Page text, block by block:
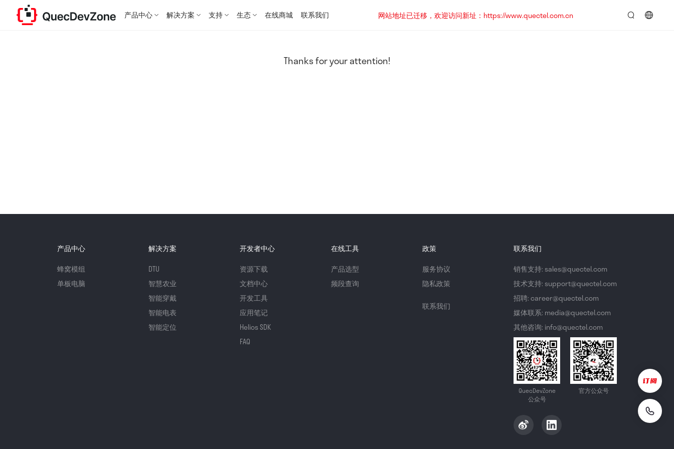
产品中心 解决方案 支持 生态 在线商城 联系我们
网站地址已迁移，欢迎访问新址：https://www.quectel.com.cn
Thanks for your attention!
产品中心
蜂窝模组
单板电脑
解决方案
DTU
智慧农业
智能穿戴
智能电表
智能定位
开发者中心
资源下载
文档中心
开发工具
应用笔记
Helios SDK
FAQ
在线工具
产品选型
频段查询
政策
服务协议
隐私政策
联系我们
联系我们
销售支持: sales@quectel.com
技术支持: support@quectel.com
招聘: career@quectel.com
媒体联系: media@quectel.com
其他咨询: info@quectel.com
QuecDevZone
公众号
官方公众号